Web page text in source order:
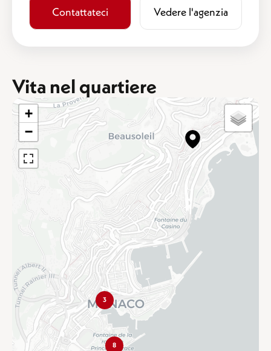
Contattateci ​​Vedere l'agenzia
Vita nel quartiere
3
8
+
−